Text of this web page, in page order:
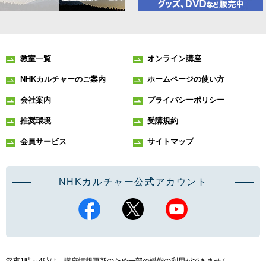
教室一覧 オンライン講座
NHKカルチャーのご案内 ホームページの使い方
会社案内 プライバシーポリシー
推奨環境 受講規約
会員サービス サイトマップ
NHKカルチャー公式アカウント